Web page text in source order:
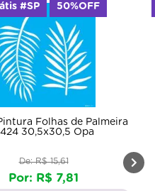
Stencil Pintura Opa 0965
Quatro Pontas 10x30
De: R$ 5,66
Por: R$ 2,83
Frete Grátis #SP